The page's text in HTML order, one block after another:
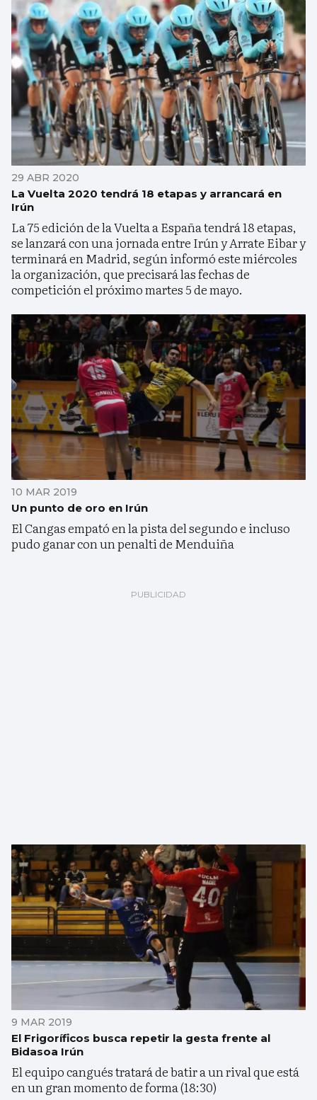
29 ABR 2020
La Vuelta 2020 tendrá 18 etapas y arrancará en
Irún
La 75 edición de la Vuelta a España tendrá 18 etapas,
se lanzará con una jornada entre Irún y Arrate Eibar y
terminará en Madrid, según informó este miércoles
la organización, que precisará las fechas de
competición el próximo martes 5 de mayo.
10 MAR 2019
Un punto de oro en Irún
El Cangas empató en la pista del segundo e incluso
pudo ganar con un penalti de Menduiña
9 MAR 2019
El Frigoríficos busca repetir la gesta frente al
Bidasoa Irún
El equipo cangués tratará de batir a un rival que está
en un gran momento de forma (18:30)